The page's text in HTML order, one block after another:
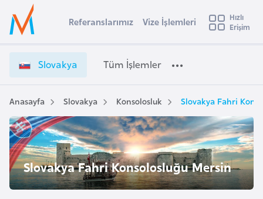
Ülke Seçimi
Başvuru yapmak istediğiniz ülkeyi seçin
Üye
Girişi
l
v
a
k
y
a
V
i
z
e
e
i
ş
i
Referanslarımız Vize İşlemleri
Hızlı
Erişim
Slovakya Tüm İşlemler
Anasayfa Slovakya Konsolosluk Slovakya Fahri
Slovakya Fahri Konsolosluğu Mersin
s
t
r
a
A
v
u
s